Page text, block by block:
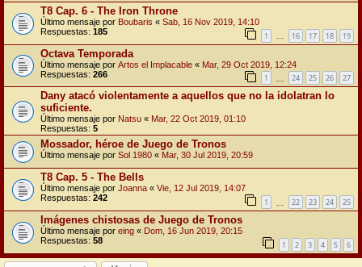
T8 Cap. 6 - The Iron Throne
Último mensaje por Boubaris « Sab, 16 Nov 2019, 14:10
Respuestas: 185 1 … 16 17 18 19
Octava Temporada
Último mensaje por Artos el Implacable « Mar, 29 Oct 2019, 12:24
Respuestas: 266 1 24 25 26 27
Dany atacó violentamente a aquellos que no la idolatran lo
suficiente.
Último mensaje por Natsu « Mar, 22 Oct 2019, 01:10
Respuestas: 5
Mossador, héroe de Juego de Tronos
Último mensaje por Sol 1980 « Mar, 30 Jul 2019, 20:59
T8 Cap. 5 - The Bells
Último mensaje por Joanna « Vie, 12 Jul 2019, 14:07
Respuestas: 242 1 22 23 24 25
Imágenes chistosas de Juego de Tronos
Último mensaje por eing « Dom, 16 Jun 2019, 20:15
Respuestas: 58 1 2 3 4 5 6